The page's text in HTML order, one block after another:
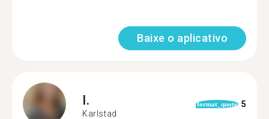
Baixe o aplicativo
I.
Karlstad
format_quote 5